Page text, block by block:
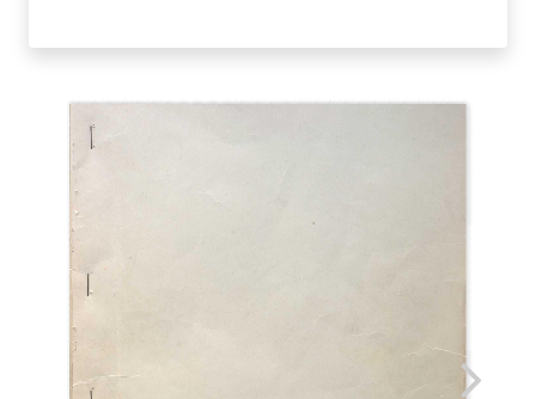
ERMANNO